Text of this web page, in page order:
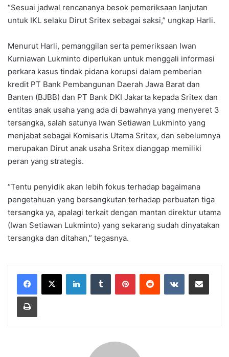
“Sesuai jadwal rencananya besok pemeriksaan lanjutan
untuk IKL selaku Dirut Sritex sebagai saksi,” ungkap Harli.
Menurut Harli, pemanggilan serta pemeriksaan Iwan
Kurniawan Lukminto diperlukan untuk menggali informasi
perkara kasus tindak pidana korupsi dalam pemberian
kredit PT Bank Pembangunan Daerah Jawa Barat dan
Banten (BJBB) dan PT Bank DKI Jakarta kepada Sritex dan
entitas anak usaha yang ada di bawahnya yang menyeret 3
tersangka, salah satunya Iwan Setiawan Lukminto yang
menjabat sebagai Komisaris Utama Sritex, dan sebelumnya
merupakan Dirut anak usaha Sritex dianggap memiliki
peran yang strategis.
“Tentu penyidik akan lebih fokus terhadap bagaimana
pengetahuan yang bersangkutan terhadap perbuatan tiga
tersangka ya, apalagi terkait dengan mantan direktur utama
(Iwan Setiawan Lukminto) yang sekarang sudah dinyatakan
tersangka dan ditahan,” tegasnya.
LinkedInTumblr PinterestReddit VKontakteShare via Email
Print